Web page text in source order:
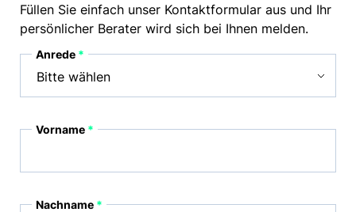
Füllen Sie einfach unser Kontaktformular aus und Ihr
persönlicher Berater wird sich bei Ihnen melden.
Anrede
Vorname
Nachname